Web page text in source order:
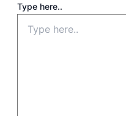
Type here..